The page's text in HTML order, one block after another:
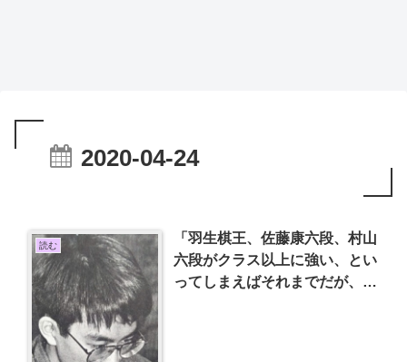
2020-04-24
読む
「羽生棋王、佐藤康六段、村山
六段がクラス以上に強い、とい
ってしまえばそれまでだが、こ